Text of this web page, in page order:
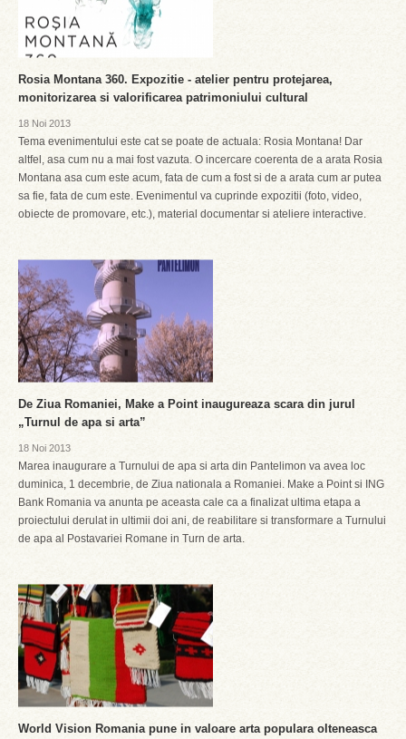
Rosia Montana 360. Expozitie - atelier pentru protejarea,
monitorizarea si valorificarea patrimoniului cultural
18 Noi 2013
Tema evenimentului este cat se poate de actuala: Rosia Montana! Dar
altfel, asa cum nu a mai fost vazuta. O incercare coerenta de a arata Rosia
Montana asa cum este acum, fata de cum a fost si de a arata cum ar putea
sa fie, fata de cum este. Evenimentul va cuprinde expozitii (foto, video,
obiecte de promovare, etc.), material documentar si ateliere interactive.
De Ziua Romaniei, Make a Point inaugureaza scara din jurul
„Turnul de apa si arta”
18 Noi 2013
Marea inaugurare a Turnului de apa si arta din Pantelimon va avea loc
duminica, 1 decembrie, de Ziua nationala a Romaniei. Make a Point si ING
Bank Romania va anunta pe aceasta cale ca a finalizat ultima etapa a
proiectului derulat in ultimii doi ani, de reabilitare si transformare a Turnului
de apa al Postavariei Romane in Turn de arta.
World Vision Romania pune in valoare arta populara olteneasca